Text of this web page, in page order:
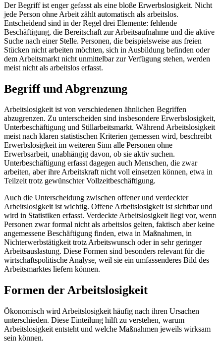
Der Begriff ist enger gefasst als eine bloße Erwerbslosigkeit. Nicht
jede Person ohne Arbeit zählt automatisch als arbeitslos.
Entscheidend sind in der Regel drei Elemente: fehlende
Beschäftigung, die Bereitschaft zur Arbeitsaufnahme und die aktive
Suche nach einer Stelle. Personen, die beispielsweise aus freien
Stücken nicht arbeiten möchten, sich in Ausbildung befinden oder
dem Arbeitsmarkt nicht unmittelbar zur Verfügung stehen, werden
meist nicht als arbeitslos erfasst.
Begriff und Abgrenzung
Arbeitslosigkeit ist von verschiedenen ähnlichen Begriffen
abzugrenzen. Zu unterscheiden sind insbesondere Erwerbslosigkeit,
Unterbeschäftigung und Stillarbeitsmarkt. Während Arbeitslosigkeit
meist nach klaren statistischen Kriterien gemessen wird, beschreibt
Erwerbslosigkeit im weiteren Sinn alle Personen ohne
Erwerbsarbeit, unabhängig davon, ob sie aktiv suchen.
Unterbeschäftigung erfasst dagegen auch Menschen, die zwar
arbeiten, aber ihre Arbeitskraft nicht voll einsetzen können, etwa in
Teilzeit trotz gewünschter Vollzeitbeschäftigung.
Auch die Unterscheidung zwischen offener und verdeckter
Arbeitslosigkeit ist wichtig. Offene Arbeitslosigkeit ist sichtbar und
wird in Statistiken erfasst. Verdeckte Arbeitslosigkeit liegt vor, wenn
Personen zwar formal nicht als arbeitslos gelten, faktisch aber keine
angemessene Beschäftigung finden, etwa in Maßnahmen, in
Nichterwerbstätigkeit trotz Arbeitswunsch oder in sehr geringer
Arbeitsauslastung. Diese Formen sind besonders relevant für die
wirtschaftspolitische Analyse, weil sie ein umfassenderes Bild des
Arbeitsmarktes liefern können.
Formen der Arbeitslosigkeit
Ökonomisch wird Arbeitslosigkeit häufig nach ihren Ursachen
unterschieden. Diese Einteilung hilft zu verstehen, warum
Arbeitslosigkeit entsteht und welche Maßnahmen jeweils wirksam
sein können.